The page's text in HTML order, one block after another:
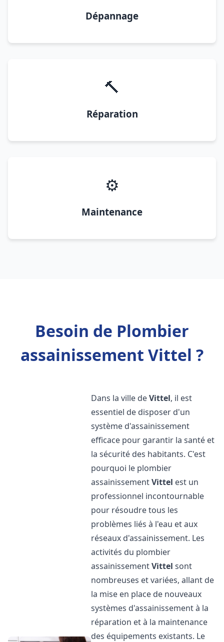
Dépannage
🔨
Réparation
⚙️
Maintenance
Besoin de Plombier
assainissement Vittel ?
Dans la ville deVittel, il est
essentiel de disposer d'un
système d'assainissement
efficace pour garantir la santé et
la sécurité des habitants. C'est
pourquoi le plombier
assainissementVittel est un
professionnel incontournable
pour résoudre tous les
problèmes liés à l'eau et aux
réseaux d'assainissement. Les
activités du plombier
assainissementVittel sont
nombreuses et variées, allant de
la mise en place de nouveaux
systèmes d'assainissement à la
réparation et à la maintenance
des équipements existants. Le